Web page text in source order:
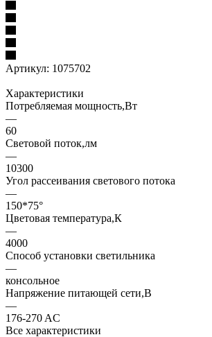
Артикул: 1075702
Характеристики
Потребляемая мощность,Вт
—
60
Световой поток,лм
—
10300
Угол рассеивания светового потока
—
150*75°
Цветовая температура,К
—
4000
Способ установки светильника
—
консольное
Напряжение питающей сети,В
—
176-270 AC
Все характеристики